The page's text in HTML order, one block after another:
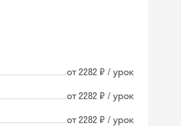
от 2282 ₽ / урок
от 2282 ₽ / урок
от 2282 ₽ / урок